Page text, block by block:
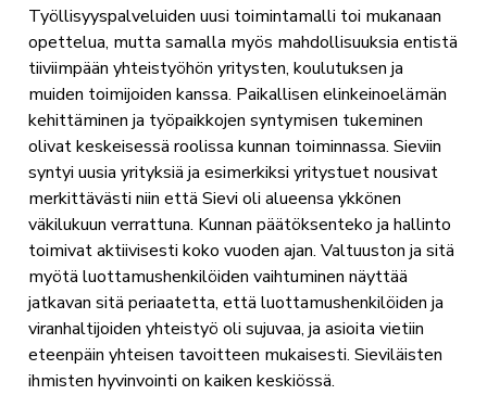
Työllisyyspalveluiden uusi toimintamalli toi mukanaan
opettelua, mutta samalla myös mahdollisuuksia entistä
tiiviimpään yhteistyöhön yritysten, koulutuksen ja
muiden toimijoiden kanssa. Paikallisen elinkeinoelämän
kehittäminen ja työpaikkojen syntymisen tukeminen
olivat keskeisessä roolissa kunnan toiminnassa. Sieviin
syntyi uusia yrityksiä ja esimerkiksi yritystuet nousivat
merkittävästi niin että Sievi oli alueensa ykkönen
väkilukuun verrattuna. Kunnan päätöksenteko ja hallinto
toimivat aktiivisesti koko vuoden ajan. Valtuuston ja sitä
myötä luottamushenkilöiden vaihtuminen näyttää
jatkavan sitä periaatetta, että luottamushenkilöiden ja
viranhaltijoiden yhteistyö oli sujuvaa, ja asioita vietiin
eteenpäin yhteisen tavoitteen mukaisesti. Sieviläisten
ihmisten hyvinvointi on kaiken keskiössä.